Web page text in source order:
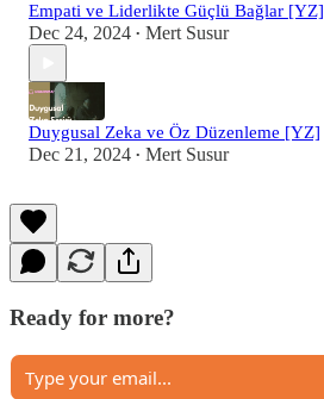
Empati ve Liderlikte Güçlü Bağlar [YZ]
Dec 24, 2024 • Mert Susur
Duygusal Zeka ve Öz Düzenleme [YZ]
Dec 21, 2024 • Mert Susur
Ready for more?